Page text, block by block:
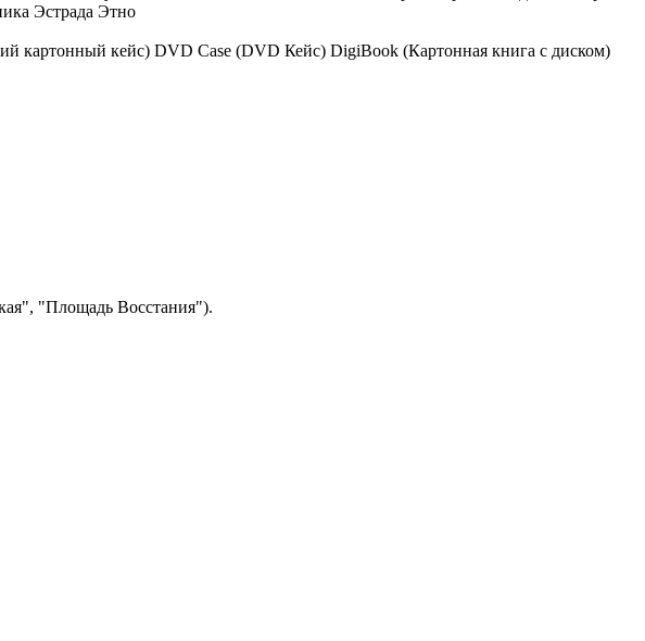
Эстрада Этно
картонный кейс) DVD Case (DVD Кейс) DigiBook (Картонная книга с диском)
"Площадь Восстания").